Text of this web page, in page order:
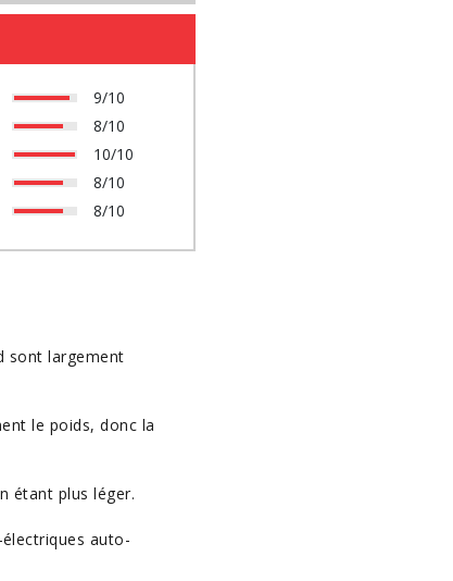
9/10
8/10
10/10
8/10
8/10
sont largement
le poids, donc la
étant plus léger.
auto-